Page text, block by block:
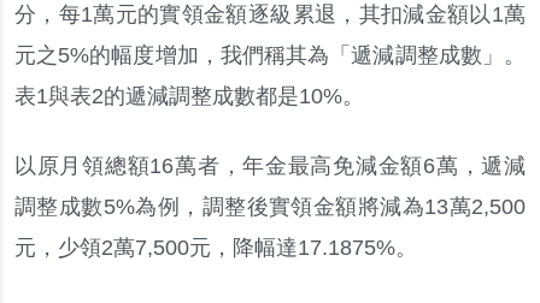
分，每1萬元的實領金額逐級累退，其扣減金額以1萬
元之5%的幅度增加，我們稱其為「遞減調整成數」。
表1與表2的遞減調整成數都是10%。
以原月領總額16萬者，年金最高免減金額6萬，遞減
調整成數5%為例，調整後實領金額將減為13萬2,500
元，少領2萬7,500元，降幅達17.1875%。